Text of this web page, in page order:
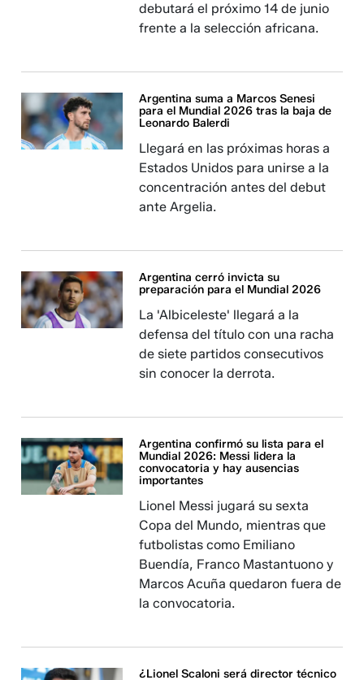
debutará el próximo 14 de junio
frente a la selección africana.
Argentina suma a Marcos Senesi
para el Mundial 2026 tras la baja de
Leonardo Balerdi
Llegará en las próximas horas a
Estados Unidos para unirse a la
concentración antes del debut
ante Argelia.
Argentina cerró invicta su
preparación para el Mundial 2026
La 'Albiceleste' llegará a la
defensa del título con una racha
de siete partidos consecutivos
sin conocer la derrota.
Argentina confirmó su lista para el
Mundial 2026: Messi lidera la
convocatoria y hay ausencias
importantes
Lionel Messi jugará su sexta
Copa del Mundo, mientras que
futbolistas como Emiliano
Buendía, Franco Mastantuono y
Marcos Acuña quedaron fuera de
la convocatoria.
¿Lionel Scaloni será director técnico